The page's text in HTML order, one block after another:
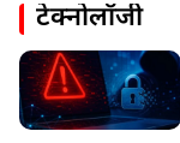
टेक्नोलॉजी